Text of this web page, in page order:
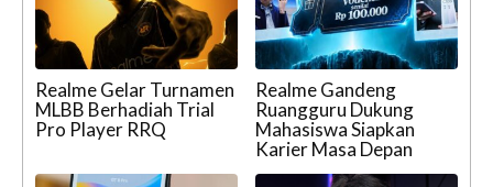
Realme Gelar Turnamen
MLBB Berhadiah Trial
Pro Player RRQ
Realme Gandeng
Ruangguru Dukung
Mahasiswa Siapkan
Karier Masa Depan